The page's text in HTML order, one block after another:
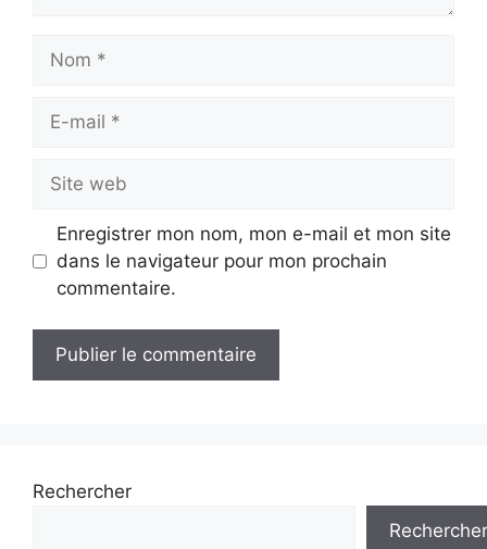
mail
web
Enregistrer mon nom, mon e-mail et mon site
dans le navigateur pour mon prochain
commentaire.
Rechercher
Rechercher